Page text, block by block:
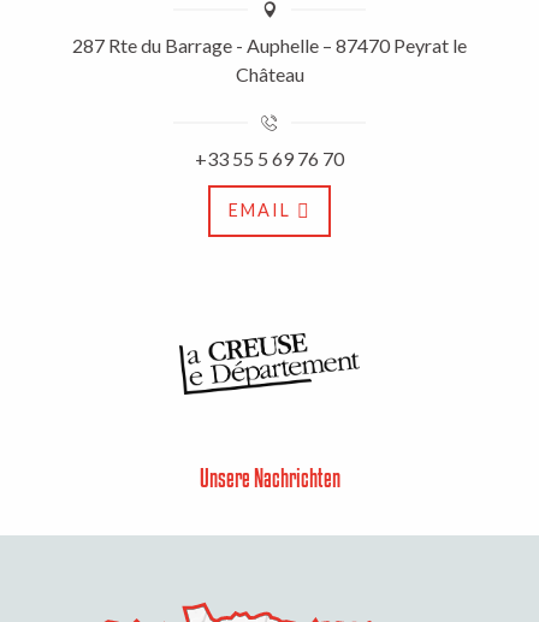
287 Rte du Barrage - Auphelle – 87470 Peyrat le
Château
+33 55 5 69 76 70
EMAIL
Unsere Nachrichten